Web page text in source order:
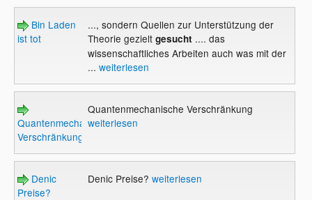
Bin Laden
ist tot
..., sondern Quellen zur Unterstützung der
Theorie gezieltgesucht .... das
wissenschaftliches Arbeiten auch was mit der
... weiterlesen
Quantenmechanische
Verschränkung
Quantenmechanische Verschränkung
weiterlesen
Denic
Preise?
Denic Preise? weiterlesen